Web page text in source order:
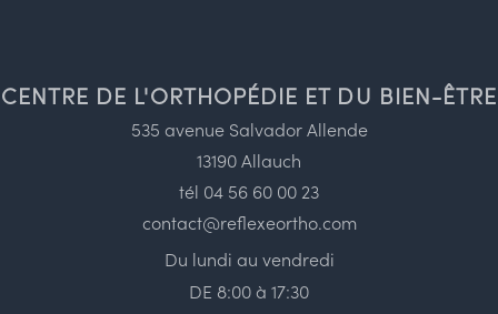
CENTRE DE L'ORTHOPÉDIE ET DU BIEN-ÊTRE
535 avenue Salvador Allende
13190 Allauch
tél 04 56 60 00 23
contact@reflexeortho.com
Du lundi au vendredi
DE 8:00 à 17:30